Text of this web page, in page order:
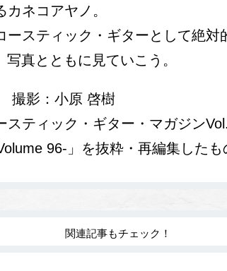
ネコアヤノ。
ースティック・ギターとして絶対
真とともに見ていこう。
撮影：小原 啓樹
ティック・ギター・マガジン
96-」を抜粋・再編集したも
関連記事もチェック！